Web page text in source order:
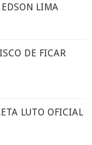
LIMA
DE FICAR
LUTO OFICIAL